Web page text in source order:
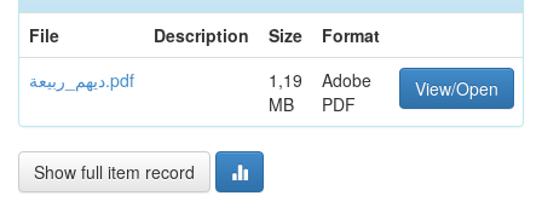
File
Description Size
Format
دیھم_ربیعة.pdf
1,19
MB
Adobe
PDF
View/Open
Show full item record